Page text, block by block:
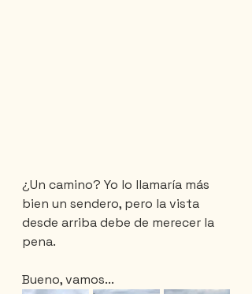
¿Un camino? Yo lo llamaría más
bien un sendero, pero la vista
desde arriba debe de merecer la
pena.
Bueno, vamos...